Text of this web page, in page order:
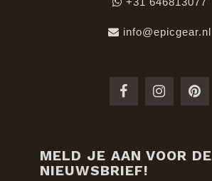
info@epicgear.nl
MELD JE AAN VOOR DE
NIEUWSBRIEF!